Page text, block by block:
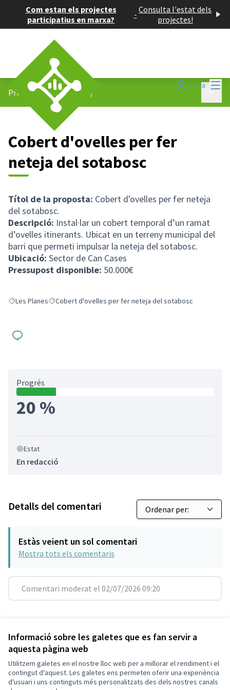
Informació sobre les galetes que es fan servir a
aquesta pàgina web
Utilitzem galetes en el nostre lloc web per a millorar el rendiment i el
contingut d'aquest. Les galetes ens permeten oferir una experiència
d'usuari i uns continguts més personalitzats des dels nostres canals
Com estan els projectes
participatius en marxa?
- Consulta l'estat dels
projectes!
Entra
Projectes participatius /
Cobert d'ovelles per fer
neteja del sotabosc
Títol de la proposta: Cobert d'ovelles per fer neteja
del sotabosc.
Descripció: Instal·lar un cobert temporal d’un ramat
d’ovelles itinerants. Ubicat en un terreny municipal del
barri que permeti impulsar la neteja del sotabosc.
Ubicació: Sector de Can Cases
Pressupost disponible: 50.000€
Resultats en filtrar per: Les Planes
Les PlanesResultats en filtrar per: Cobert d'ovelles per fer neteja del
Cobert d'ovelles per fer neteja del sotabosc
Progrés
20 %
Estat
En redacció
Detalls del comentari
Estàs veient un sol comentari
Mostra tots els comentaris
Comentari moderat el 02/07/2026 09:20
Versió 3(de 3) veure altres versions
Termes i condicions d'ús
Configuració de les galetes
Decidim Sant Cugat a X
Decidim Sant Cugat a Facebook
Decidim Sant Cugat a Instagram
Decidim Sant Cugat a GitHub